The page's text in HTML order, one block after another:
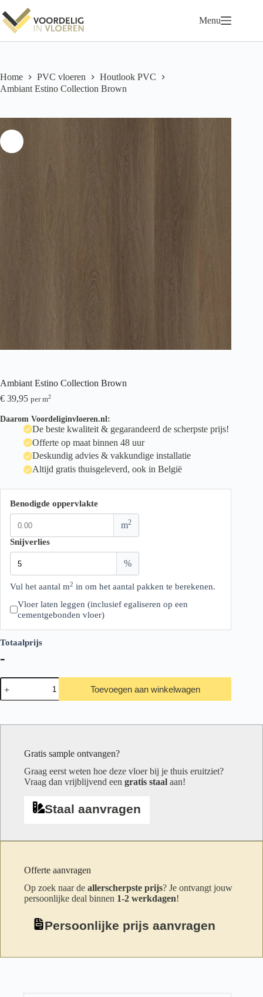
naar
de
inhoud
Menu
Home PVC vloeren
Houtlook PVC
Ambiant Estino Collection Brown
Ambiant Estino Collection Brown
€ 39,95 per m2
Daarom Voordeliginvloeren.nl:
De beste kwaliteit & gegarandeerd de scherpste prijs!
Offerte op maat binnen 48 uur
Deskundig advies & vakkundige installatie
Altijd gratis thuisgeleverd, ook in België
Benodigde oppervlakte
m2
Snijverlies
%
Vul het aantal m2 in om het aantal pakken te berekenen.
Vloer laten leggen (inclusief egaliseren op een
cementgebonden vloer)
Totaalprijs
-
Ambiant
Estino
Collection
Toevoegen aan winkelwagen
Gratis sample ontvangen?
Graag eerst weten hoe deze vloer bij je thuis eruitziet?
Vraag dan vrijblijvend een gratis staal aan!
Staal aanvragen
Offerte aanvragen
Op zoek naar de allerscherpste prijs? Je ontvangt jouw
persoonlijke deal binnen 1-2 werkdagen!
Persoonlijke prijs aanvragen